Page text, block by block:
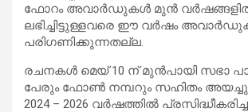
ഫോറം അവാർഡുകൾ മുൻ
ലഭിച്ചിട്ടുള്ളവരെ ഈ വർഷം
പരിഗണിക്കുന്നതല്ല.
രചനകൾ മെയ് 10 ന് മുൻപായി സഭാ
പേരും ഫോൺ നമ്പറും സഹിതം അയച്ചു
2024 – 2026 വർഷത്തിൽ പ്രസിദ്ധീകരിച്ച